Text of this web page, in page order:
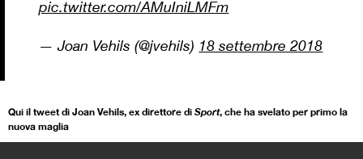
pic.twitter.com/AMuIniLMFm
— Joan Vehils (@jvehils) 18 settembre 2018
Qui il tweet di Joan Vehils, ex direttore di Sport, che ha svelato per primo la
nuova maglia